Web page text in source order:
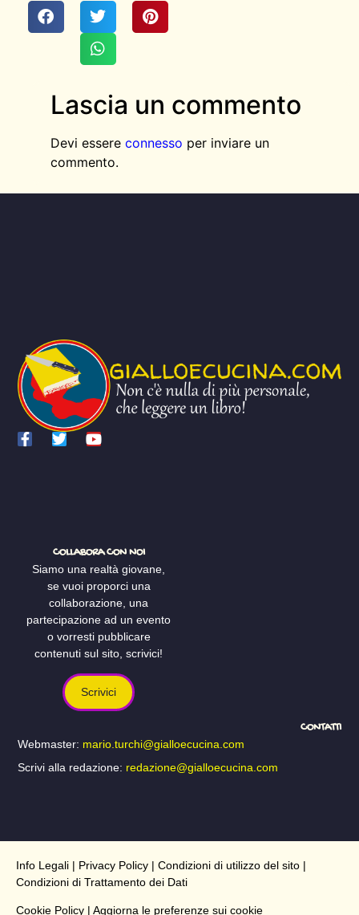
Lascia un commento
Devi essere connesso per inviare un
commento.
COLLABORA CON NOI
Siamo una realtà giovane,
se vuoi proporci una
collaborazione, una
partecipazione ad un evento
o vorresti pubblicare
contenuti sul sito, scrivici!
Scrivici
CONTATTI
Webmaster: mario.turchi@gialloecucina.com
Scrivi alla redazione: redazione@gialloecucina.com
Info Legali | Privacy Policy | Condizioni di utilizzo del sito |
Condizioni di Trattamento dei Dati
Cookie Policy | Aggiorna le preferenze sui cookie